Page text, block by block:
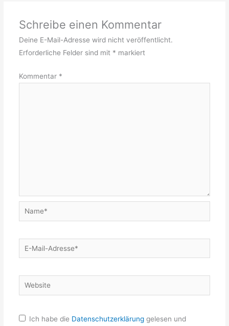
Schreibe einen Kommentar
Deine E-Mail-Adresse wird nicht veröffentlicht.
Erforderliche Felder sind mit * markiert
Kommentar *
Name*
E-
Mail-
Website
Ich habe die Datenschutzerklärung gelesen und